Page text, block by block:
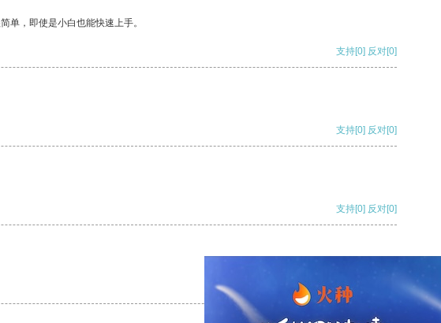
单，即使是小白也能快速上手。
支持[0] 反对[0]
支持[0] 反对[0]
支持[0] 反对[0]
支持